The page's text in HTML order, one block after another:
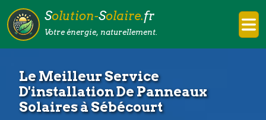
Solution-Solaire.fr
Votre énergie, naturellement.
Le Meilleur Service
D'installation De Panneaux
Solaires à Sébécourt